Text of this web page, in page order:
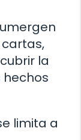
la
limita a